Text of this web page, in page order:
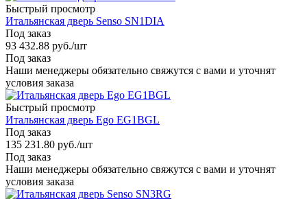
Быстрый просмотр
Итальянская дверь Senso SN1DIA
Под заказ
93 432.88 руб./шт
Под заказ
Наши менеджеры обязательно свяжутся с вами и уточнят
условия заказа
Быстрый просмотр
Итальянская дверь Ego EG1BGL
Под заказ
135 231.80 руб./шт
Под заказ
Наши менеджеры обязательно свяжутся с вами и уточнят
условия заказа